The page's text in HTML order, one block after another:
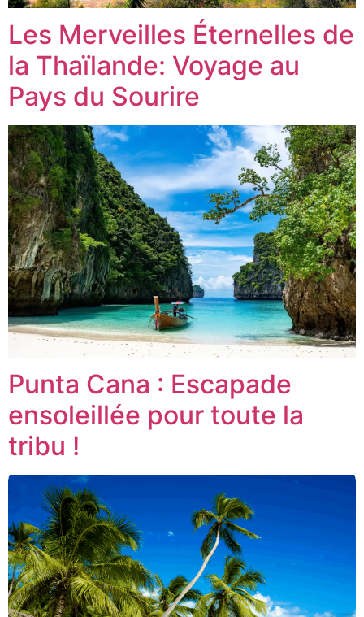
Les Merveilles Éternelles de
la Thaïlande: Voyage au
Pays du Sourire
Punta Cana : Escapade
ensoleillée pour toute la
tribu !